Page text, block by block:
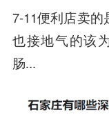
7-11便利店卖的
也接地气的该
肠...